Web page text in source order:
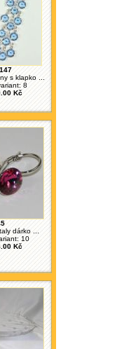
s klapko ...
8
Kč
dárko ...
10
Kč